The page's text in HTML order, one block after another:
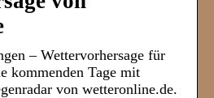
– Wettervorhersage für
kommenden Tage mit
von wetteronline.de.